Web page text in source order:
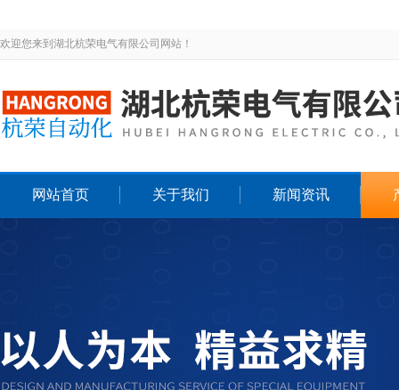
欢迎您来到湖北杭荣电气有限公司网站！
网站首页 关于我们 新闻资讯